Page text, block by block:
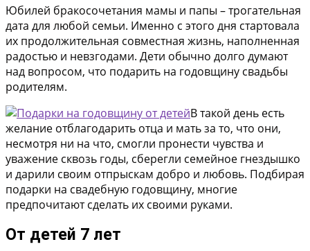
Юбилей бракосочетания мамы и папы – трогательная
дата для любой семьи. Именно с этого дня стартовала
их продолжительная совместная жизнь, наполненная
радостью и невзгодами. Дети обычно долго думают
над вопросом, что подарить на годовщину свадьбы
родителям.
В такой день есть
желание отблагодарить отца и мать за то, что они,
несмотря ни на что, смогли пронести чувства и
уважение сквозь годы, сберегли семейное гнездышко
и дарили своим отпрыскам добро и любовь. Подбирая
подарки на свадебную годовщину, многие
предпочитают сделать их своими руками.
От детей 7 лет